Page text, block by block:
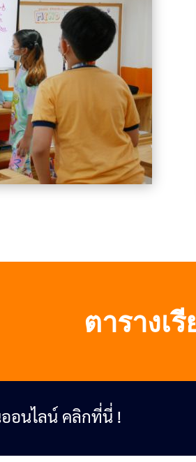
ตารางเ
อนไลน์ คลิกที่นี่ !